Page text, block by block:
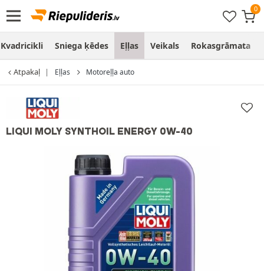
Kvadricikli Sniega ķēdes Eļļas Veikals Rokasgrāmata
Atpakaļ Eļļas Motoreļļa auto
LIQUI MOLY SYNTHOIL ENERGY 0W-40